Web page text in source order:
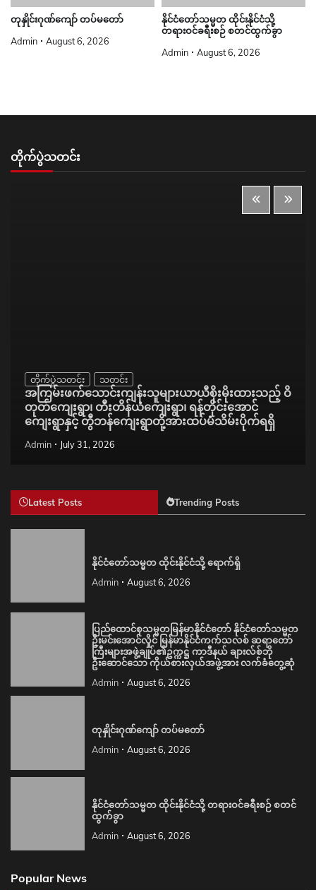
တုနှိုင်းဂုဏ်ကျော် တပ်မတော်
Admin August 6, 2026
နိုင်ငံတော်သမ္မတ ထိုင်းနိုင်ငံသို့
တရားဝင်ခရီးစဉ် စတင်ထွက်ခွာ
Admin August 6, 2026
တိုက်ပွဲသတင်း
တိုက်ပွဲသတင်း သတင်း
အကြမ်းဖက်သောင်းကျန်းသူများယာယီစိုးမိုးထားသည့် ဝိ
တုတ်ကျေးရွာ၊ တီးတိန်ယံကျေးရွာ၊ ရန်တိုင်းအောင်
ကျေးရွာနှင့် တွီဘန်ကျေးရွာတို့အားထပ်မံသိမ်းပိုက်ရရှိ
Admin July 31, 2026
Latest Posts Trending Posts
နိုင်ငံတော်သမ္မတ ထိုင်းနိုင်ငံသို့ ရောက်ရှိ
Admin August 6, 2026
ပြည်ထောင်စုသမ္မတမြန်မာနိုင်ငံတော် နိုင်ငံတော်သမ္မတ
ဦးမင်းအောင်လှိုင် မြန်မာနိုင်ငံကက်သလစ် ဆရာတော်
ကြီးများအဖွဲ့ချုပ်၏ဥက္ကဋ္ဌ ကာဒီနယ် ချားလ်စ်ဘို
ဦးဆောင်သော ကိုယ်စားလှယ်အဖွဲ့အား လက်ခံတွေ့ဆုံ
Admin August 6, 2026
တုနှိုင်းဂုဏ်ကျော် တပ်မတော်
Admin August 6, 2026
နိုင်ငံတော်သမ္မတ ထိုင်းနိုင်ငံသို့ တရားဝင်ခရီးစဉ် စတင်
ထွက်ခွာ
Admin August 6, 2026
Popular News